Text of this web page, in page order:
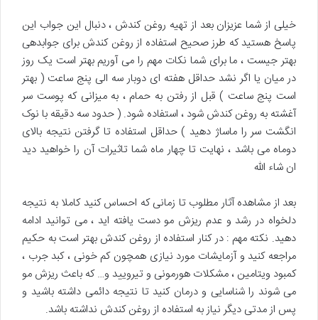
خیلی از شما عزیزان بعد از تهیه روغن کندش ، دنبال این جواب این
پاسخ هستید که طرز صحیح استفاده از روغن کندش برای جوابدهی
بهتر جیست ، ما برای شما نکات مهم را می آوریم بهتر است یک روز
در میان یا اگر نشد حداقل هفته ای دوبار سه الی پنج ساعت ( بهتر
است پنج ساعت ) قبل از رفتن به حمام ، به میزانی که پوست سر
آغشته به روغن کندش شود ، استفاده شود. ( حدود سه دقیقه با نوک
انگشت سر را ماساژ دهید ) حداقل استفاده تا گرفتن نتیجه بالای
دوماه می باشد ، نهایت تا چهار ماه شما تاثیرات آن را خواهید دید
ان شاء الله
بعد از مشاهده آثار مطلوب تا زمانی که احساس کنید کاملا به نتیجه
دلخواه در رشد و عدم ریزش مو دست یافته اید ، می توانید ادامه
دهید. نکته مهم : در کنار استفاده از روغن کندش بهتر است به حکیم
مراجعه کنید و آزمایشات مورد نیازی همچون کم خونی ، کبد جرب ،
کمبود ویتامین ، مشکلات هورمونی و تیرویید و… که باعث ریزش مو
می شوند را شناسایی و درمان کنید تا نتیجه دائمی داشته باشید و
پس از مدتی دیگر نیاز به استفاده از روغن کندش نداشته باشد.